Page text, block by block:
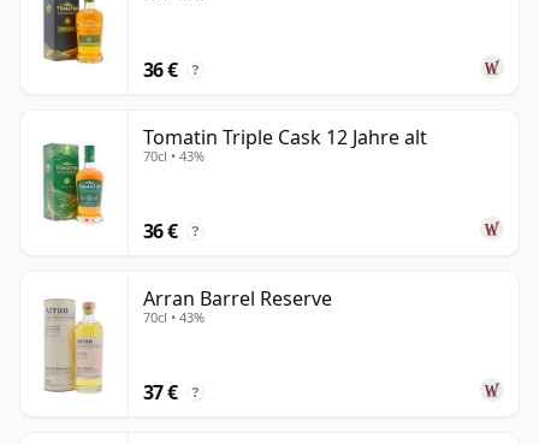
36 € ?
Tomatin Triple Cask 12 Jahre alt
70cl • 43%
36 € ?
Arran Barrel Reserve
70cl • 43%
37 € ?